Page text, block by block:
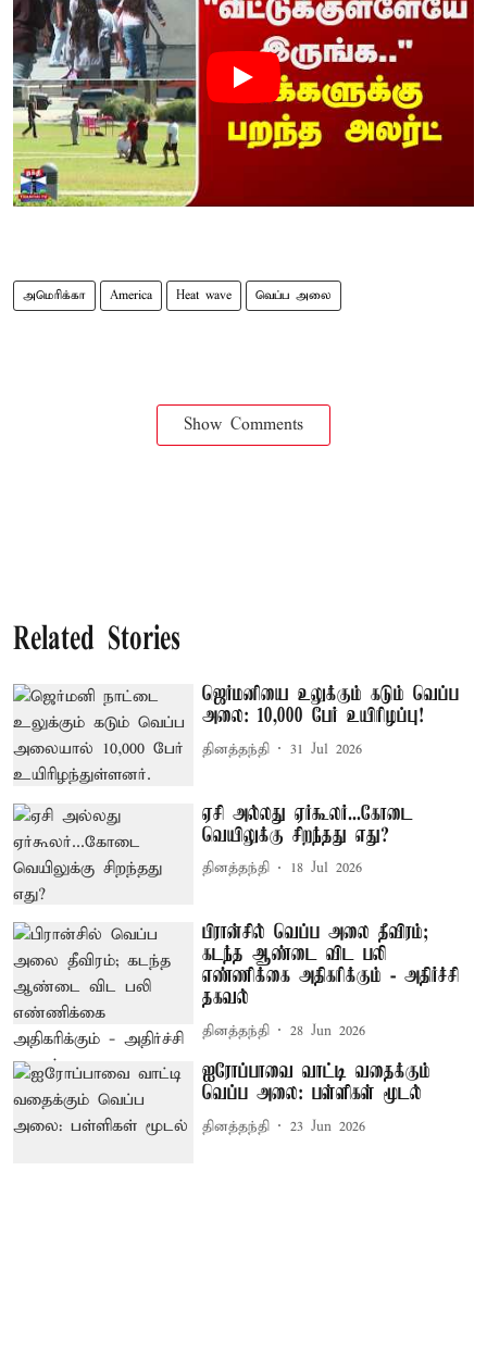
அமெரிக்கா America Heat wave வெப்ப அலை
Show Comments
Related Stories
ஜெர்மனியை உலுக்கும் கடும் வெப்ப
அலை: 10,000 பேர் உயிரிழப்பு!
தினத்தந்தி 31 Jul 2026
ஏசி அல்லது ஏர்கூலர்...கோடை
வெயிலுக்கு சிறந்தது எது?
தினத்தந்தி 18 Jul 2026
பிரான்சில் வெப்ப அலை தீவிரம்;
கடந்த ஆண்டை விட பலி
எண்ணிக்கை அதிகரிக்கும் - அதிர்ச்சி
தகவல்
தினத்தந்தி 28 Jun 2026
ஐரோப்பாவை வாட்டி வதைக்கும்
வெப்ப அலை: பள்ளிகள் மூடல்
தினத்தந்தி 23 Jun 2026